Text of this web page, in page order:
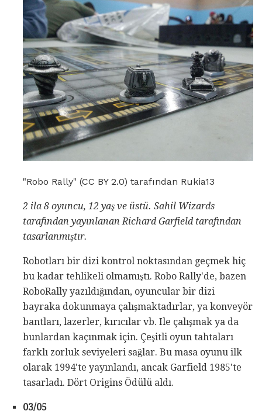
"Robo Rally" (CC BY 2.0) tarafından Rukia13
2 ila 8 oyuncu, 12 yaş ve üstü. Sahil Wizards
tarafından yayınlanan Richard Garfield tarafından
tasarlanmıştır.
Robotları bir dizi kontrol noktasından geçmek hiç
bu kadar tehlikeli olmamıştı. Robo Rally'de, bazen
RoboRally yazıldığından, oyuncular bir dizi
bayraka dokunmaya çalışmaktadırlar, ya konveyör
bantları, lazerler, kırıcılar vb. Ile çalışmak ya da
bunlardan kaçınmak için. Çeşitli oyun tahtaları
farklı zorluk seviyeleri sağlar. Bu masa oyunu ilk
olarak 1994'te yayınlandı, ancak Garfield 1985'te
tasarladı. Dört Origins Ödülü aldı.
03/05